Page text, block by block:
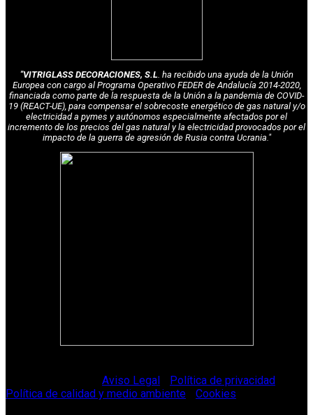
"VITRIGLASS DECORACIONES, S.L. ha recibido una ayuda de la Unión
Europea con cargo al Programa Operativo FEDER de Andalucía 2014-2020,
financiada como parte de la respuesta de la Unión a la pandemia de COVID-
19 (REACT-UE), para compensar el sobrecoste energético de gas natural y/o
electricidad a pymes y autónomos especialmente afectados por el
incremento de los precios del gas natural y la electricidad provocados por el
impacto de la guerra de agresión de Rusia contra Ucrania."
Aviso Legal Política de privacidad
Política de calidad y medio ambiente
Cookies